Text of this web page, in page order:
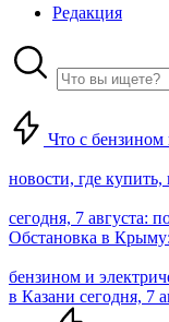
Редакция
Что с бензином
новости, где
сегодня, 7 августа:
Обстановка в Крыму:
бензином и
в Казани сегодня, 7